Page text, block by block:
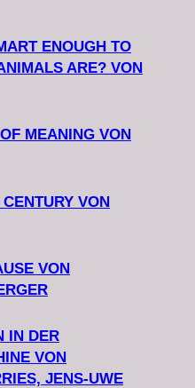
ENOUGH TO
ARE? VON
MEANING VON
VON
VON
IN DER
VON
JENS-UWE